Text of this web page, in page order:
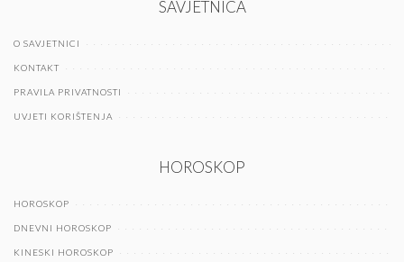
SAVJETNICA
O SAVJETNICI
KONTAKT
PRAVILA PRIVATNOSTI
UVJETI KORIŠTENJA
HOROSKOP
HOROSKOP
DNEVNI HOROSKOP
KINESKI HOROSKOP